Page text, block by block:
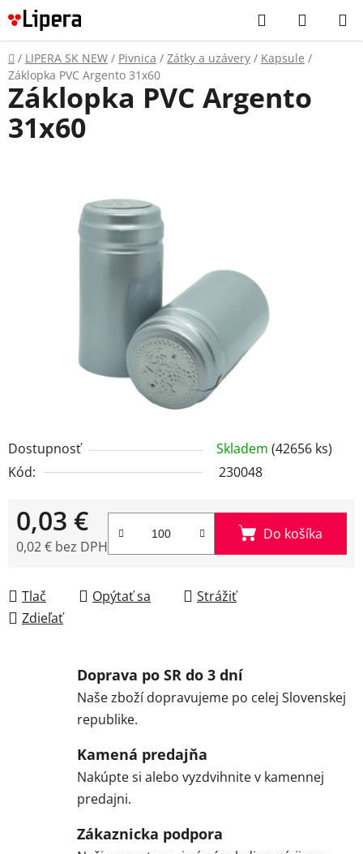
Prejsť
na
obsah
Hľadať
KOŠÍK
Domov
/ LIPERA SK NEW / Pivnica / Zátky a uzávery / Kapsule /
Záklopka PVC Argento 31x60
Dostupnosť Skladem (42656 ks)
Kód:
230048
0,03 €
0,02 € bez DPH
Do košíka
Tlač Opýtať sa
Strážiť
Zdieľať
Záklopka PVC Argento
31x60
Doprava po SR do 3 dní
Naše zboží dopravujeme po celej Slovenskej
republike.
Kamená predajňa
Nakúpte si alebo vyzdvihnite v kamennej
predajni.
Zákaznicka podpora